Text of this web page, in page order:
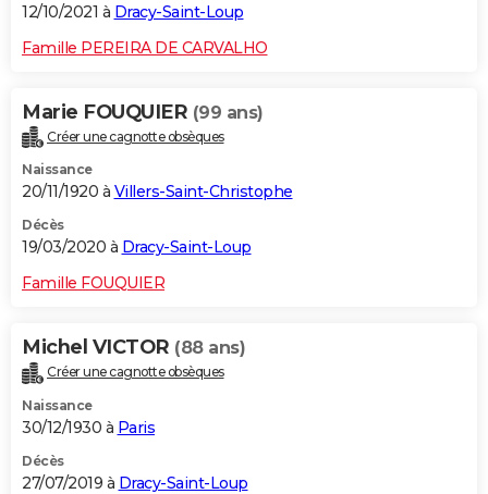
12/10/2021 à Dracy-Saint-Loup
Famille PEREIRA DE CARVALHO
Marie FOUQUIER (99 ans)
Créer une cagnotte obsèques
Naissance
20/11/1920 à Villers-Saint-Christophe
Décès
19/03/2020 à Dracy-Saint-Loup
Famille FOUQUIER
Michel VICTOR (88 ans)
Créer une cagnotte obsèques
Naissance
30/12/1930 à Paris
Décès
27/07/2019 à Dracy-Saint-Loup